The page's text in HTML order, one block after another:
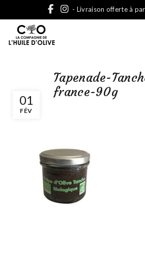
- Livraison offerte à
01
FÉV
Tapenade-
france-90g